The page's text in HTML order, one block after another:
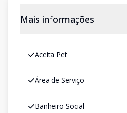
Mais informações
Aceita Pet
Área de Serviço
Banheiro Social